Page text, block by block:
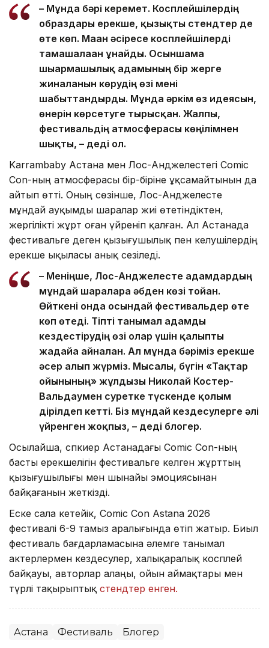
– Мұнда бәрі керемет. Косплейшілердің
образдары ерекше, қызықты стендтер де
өте көп. Маған әсіресе косплейшілерді
тамашалаған ұнайды. Осыншама
шығармашылық адамының бір жерге
жиналғанын көрудің өзі мені
шабыттандырды. Мұнда әркім өз идеясын,
өнерін көрсетуге тырысқан. Жалпы,
фестивальдің атмосферасы көңілімнен
шықты, – деді ол.
Karrambaby Астана мен Лос-Анджелестегі Comic
Con-ның атмосферасы бір-біріне ұқсамайтынын да
айтып өтті. Оның сөзінше, Лос-Анджелесте
мұндай ауқымды шаралар жиі өтетіндіктен,
жергілікті жұрт оған үйреніп қалған. Ал Астанада
фестивальге деген қызығушылық пен келушілердің
ерекше ықыласы анық сезіледі.
– Меніңше, Лос-Анджелесте адамдардың
мұндай шараларға әбден көзі тойған.
Өйткені онда осындай фестивальдер өте
көп өтеді. Тіпті танымал адамды
кездестірудің өзі олар үшін қалыпты
жағдайға айналған. Ал мұнда бәріміз ерекше
әсер алып жүрміз. Мысалы, бүгін «Тақтар
ойынының» жұлдызы Николай Костер-
Вальдаумен суретке түскенде қолым
дірілдеп кетті. Біз мұндай кездесулерге әлі
үйренген жоқпыз, – деді блогер.
Осылайша, спкиер Астанадағы Comic Con-ның
басты ерекшелігін фестивальге келген жұрттың
қызығушылығы мен шынайы эмоциясынан
байқағанын жеткізді.
Еске сала кетейік, Comic Con Astana 2026
фестивалі 6-9 тамыз аралығында өтіп жатыр. Биыл
фестиваль бағдарламасына әлемге танымал
актерлермен кездесулер, халықаралық косплей
байқауы, авторлар алаңы, ойын аймақтары мен
түрлі тақырыптық стендтер енген.
Астана Фестиваль Блогер